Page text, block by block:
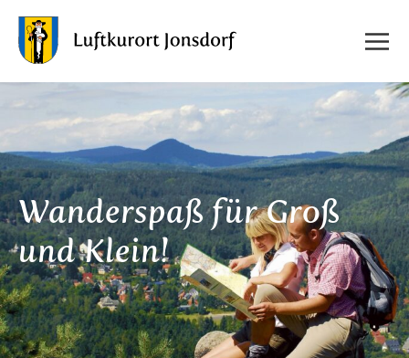
Wanderspaß für Groß
und Klein!